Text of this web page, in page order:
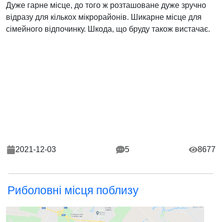
Дуже гарне місце, до того ж розташоване дуже зручно
відразу для кількох мікрорайонів. Шикарне місце для
сімейного відпочинку. Шкода, що бруду також вистачає.
2021-12-03 5 8677
Риболовні місця поблизу